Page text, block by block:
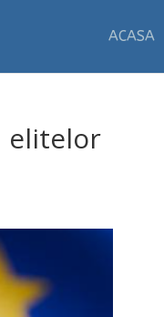
ACASA
elitelor